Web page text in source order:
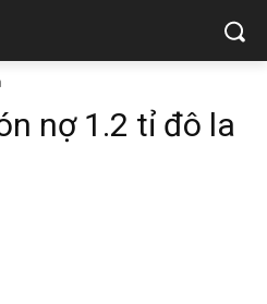
nợ 1.2 tỉ đô la